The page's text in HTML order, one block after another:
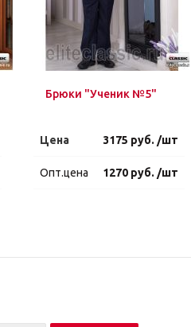
Брюки "Ученик №5"
Цена 3175 руб. /шт
Опт.цена 1270 руб. /шт